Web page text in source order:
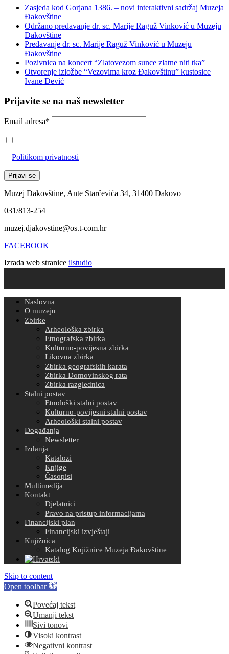
Zasjeda kod Gorjana 1386. – novi interaktivni sadržaj Muzeja
Đakovštine
Održano predavanje dr. sc. Marije Raguž Vinković u Muzeju
Đakovštine
Predavanje dr. sc. Marije Raguž Vinković u Muzeju
Đakovštine
Pozivnica na koncert “Zlatovezom sunce zlatne niti tka”
Otvorenje izložbe “Vezovima kroz Đakovštinu” kustosice
Ivane Dević
Prijavite se na naš newsletter
Email adresa*
Politikom privatnosti
Muzej Đakovštine, Ante Starčevića 34, 31400 Đakovo
031/813-254
muzej.djakovstine@os.t-com.hr
FACEBOOK
Izrada web stranice ilstudio
Naslovna
O muzeju
Zbirke
Arheološka zbirka
Etnografska zbirka
Kulturno-povijesna zbirka
Likovna zbirka
Zbirka geografskih karata
Zbirka Domovinskog rata
Zbirka razglednica
Stalni postav
Etnološki stalni postav
Kulturno-povijesni stalni postav
Arheološki stalni postav
Događanja
Newsletter
Izdanja
Katalozi
Knjige
Časopisi
Multimedija
Kontakt
Djelatnici
Pravo na pristup informacijama
Financijski plan
Financijski izvještaji
Knjižnica
Katalog Knjižnice Muzeja Đakovštine
Skip to content
Open toolbar
Povećaj tekst
Umanji tekst
Sivi tonovi
Visoki kontrast
Negativni kontrast